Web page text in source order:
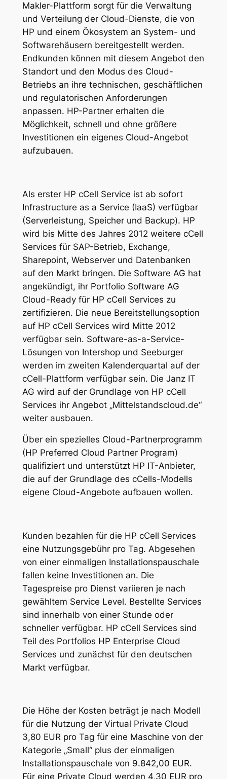
Makler-Plattform sorgt für die Verwaltung
und Verteilung der Cloud-Dienste, die von
HP und einem Ökosystem an System- und
Softwarehäusern bereitgestellt werden.
Endkunden können mit diesem Angebot den
Standort und den Modus des Cloud-
Betriebs an ihre technischen, geschäftlichen
und regulatorischen Anforderungen
anpassen. HP-Partner erhalten die
Möglichkeit, schnell und ohne größere
Investitionen ein eigenes Cloud-Angebot
aufzubauen.
Als erster HP cCell Service ist ab sofort
Infrastructure as a Service (IaaS) verfügbar
(Serverleistung, Speicher und Backup). HP
wird bis Mitte des Jahres 2012 weitere cCell
Services für SAP-Betrieb, Exchange,
Sharepoint, Webserver und Datenbanken
auf den Markt bringen. Die Software AG hat
angekündigt, ihr Portfolio Software AG
Cloud-Ready für HP cCell Services zu
zertifizieren. Die neue Bereitstellungsoption
auf HP cCell Services wird Mitte 2012
verfügbar sein. Software-as-a-Service-
Lösungen von Intershop und Seeburger
werden im zweiten Kalenderquartal auf der
cCell-Plattform verfügbar sein. Die Janz IT
AG wird auf der Grundlage von HP cCell
Services ihr Angebot „Mittelstandscloud.de“
weiter ausbauen.
Über ein spezielles Cloud-Partnerprogramm
(HP Preferred Cloud Partner Program)
qualifiziert und unterstützt HP IT-Anbieter,
die auf der Grundlage des cCells-Modells
eigene Cloud-Angebote aufbauen wollen.
Kunden bezahlen für die HP cCell Services
eine Nutzungsgebühr pro Tag. Abgesehen
von einer einmaligen Installationspauschale
fallen keine Investitionen an. Die
Tagespreise pro Dienst variieren je nach
gewähltem Service Level. Bestellte Services
sind innerhalb von einer Stunde oder
schneller verfügbar. HP cCell Services sind
Teil des Portfolios HP Enterprise Cloud
Services und zunächst für den deutschen
Markt verfügbar.
Die Höhe der Kosten beträgt je nach Modell
für die Nutzung der Virtual Private Cloud
3,80 EUR pro Tag für eine Maschine von der
Kategorie „Small“ plus der einmaligen
Installationspauschale von 9.842,00 EUR.
Für eine Private Cloud werden 4,30 EUR pro